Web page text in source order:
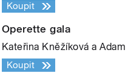
Koupit
Operette gala
Kateřina Kněžíková a
Koupit